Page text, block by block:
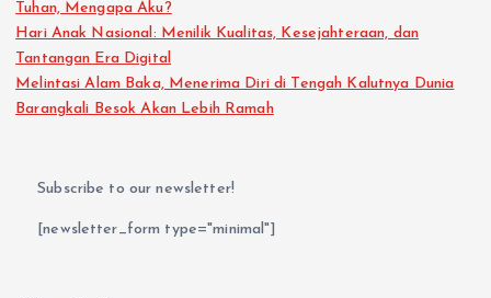
Tuhan, Mengapa Aku?
Hari Anak Nasional: Menilik Kualitas, Kesejahteraan, dan
Tantangan Era Digital
Melintasi Alam Baka, Menerima Diri di Tengah Kalutnya Dunia
Barangkali Besok Akan Lebih Ramah
Subscribe to our newsletter!
[newsletter_form type="minimal"]